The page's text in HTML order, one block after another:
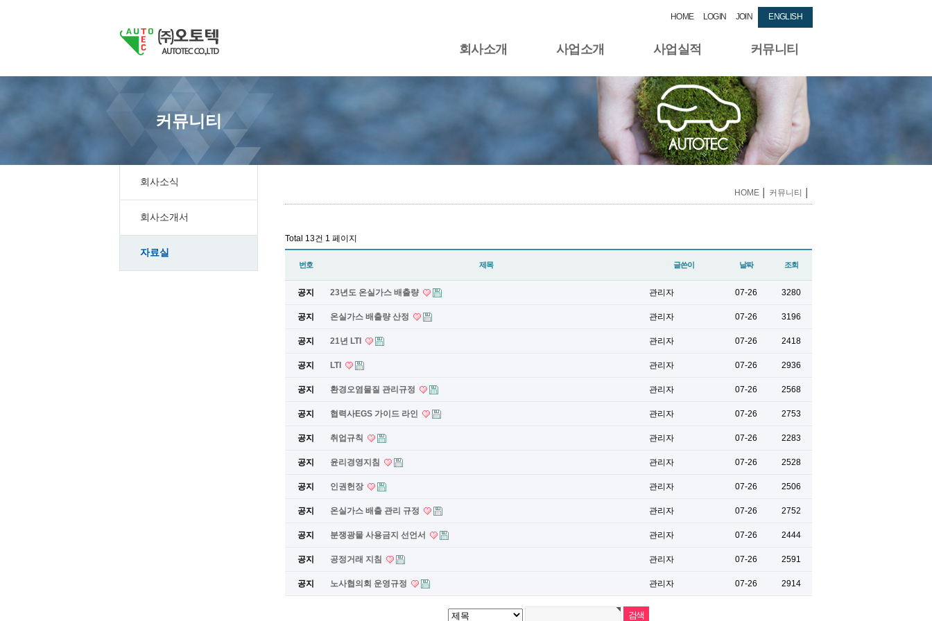
HOME LOGIN JOIN ENGLISH
회사소개 사업소개 사업실적 커뮤니티
커뮤니티
회사소식
회사소개서
자료실
HOME 커뮤니티
Total 13건 1 페이지
번호 제목 글쓴이 날짜 조회
공지 23년도 온실가스 배출량 관리자 07-26 3280
공지 온실가스 배출량 산정 관리자 07-26 3196
공지 21년 LTI 관리자 07-26 2418
공지 LTI 관리자 07-26 2936
공지 환경오염물질 관리규정 관리자 07-26 2568
공지 협력사EGS 가이드 라인 관리자 07-26 2753
공지 취업규칙 관리자 07-26 2283
공지 윤리경영지침 관리자 07-26 2528
공지 인권헌장 관리자 07-26 2506
공지 온실가스 배출 관리 규정 관리자 07-26 2752
공지 분쟁광물 사용금지 선언서 관리자 07-26 2444
공지 공정거래 지침 관리자 07-26 2591
공지 노사협의회 운영규정 관리자 07-26 2914